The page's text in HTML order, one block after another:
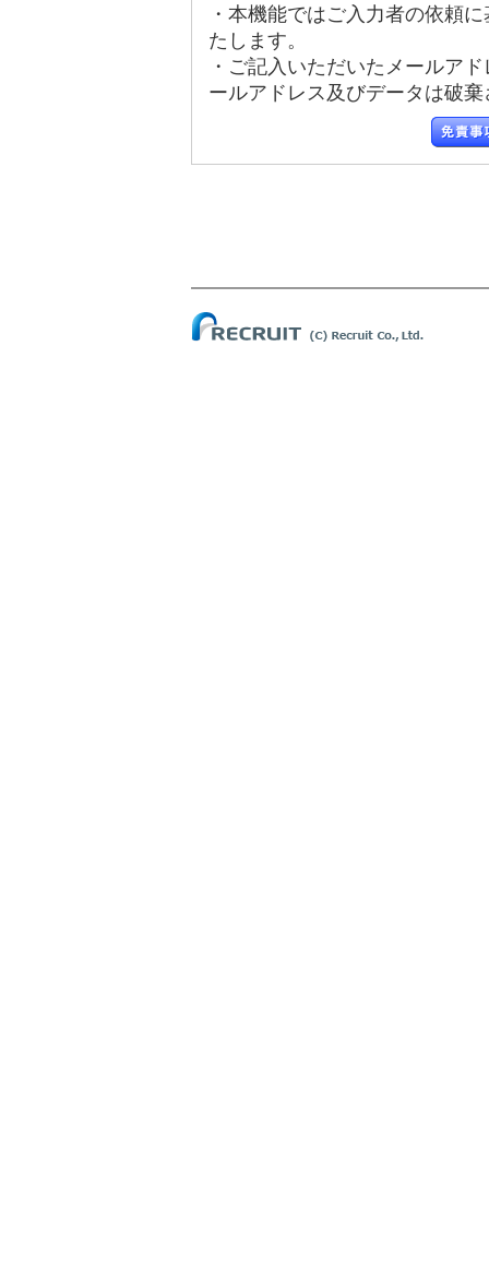
・本機能ではご入力者の依頼
たします。
・ご記入いただいたメールア
ールアドレス及びデータは破